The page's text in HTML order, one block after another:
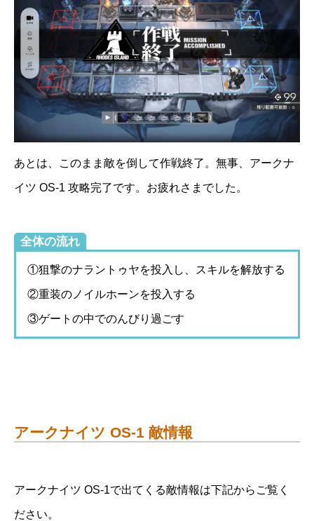
あとは、このまま敵を倒して作戦終了。無事、アークナ
イツ OS-1 攻略完了です。お疲れさまでした。
全体の流れ
①狙撃のナラントゥヤを投入し、スキルを解放する
②重装のノイルホーンを投入する
③ゲートの中でのんびり過ごす
アークナイツ OS-1 敵情報
アークナイツ OS-1で出てくる敵情報は下記からご覧く
ださい。